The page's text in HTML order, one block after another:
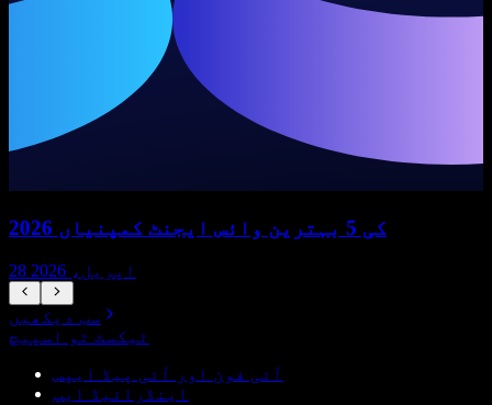
2026 کی 5 بہترین وائس ایجنٹ کمپنیاں
28 اپریل، 2026
سب دیکھیں
ٹیکسٹ ٹو اسپیچ
آئی فون اور آئی پیڈ ایپس
اینڈرائیڈ ایپ